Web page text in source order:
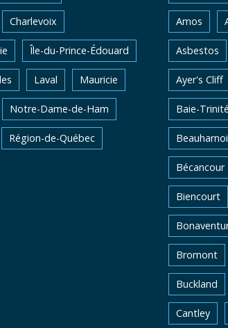
Charlevoix
Île-du-Prince-Édouard
Laval Mauricie
Notre-Dame-de-Ham
Région-de-Québec
Amos
Asbestos
Ayer's Cliff
Baie-Trinité
Bécancour
Biencourt
Bromont
Buckland
Cantley